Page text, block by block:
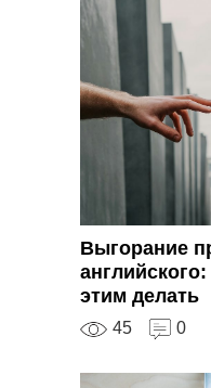
Выгорание
этим делать
45 0